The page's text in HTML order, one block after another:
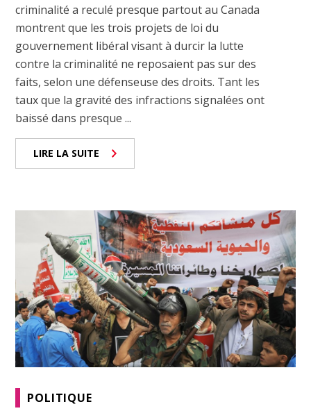
criminalité a reculé presque partout au Canada
montrent que les trois projets de loi du
gouvernement libéral visant à durcir la lutte
contre la criminalité ne reposaient pas sur des
faits, selon une défenseuse des droits. Tant les
taux que la gravité des infractions signalées ont
baissé dans presque ...
LIRE LA SUITE
POLITIQUE